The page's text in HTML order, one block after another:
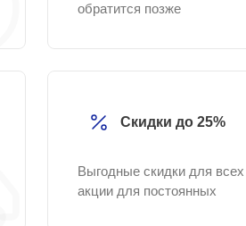
обратится позже
Скидки до 25%
Выгодные скидки для
акции для постоянных